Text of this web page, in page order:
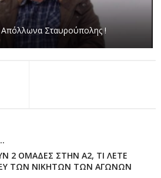
Σταυρούπολης !
2 ΟΜΑΔΕΣ ΣΤΗΝ Α2, ΤΙ ΛΕΤΕ
ΤΩΝ ΝΙΚΗΤΩΝ ΤΩΝ ΑΓΩΝΩΝ